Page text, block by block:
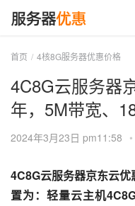
首页 4核8G服务器优惠价格
4C8G云服务器
年，5M带宽、
2024年3月23日 pm11:58 •
4C8G云服务器京东云
置为：轻量云主机